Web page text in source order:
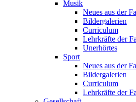
Musik
Neues aus der
Bildergalerien
Curriculum
Lehrkräfte der
Unerhörtes
Sport
Neues aus der
Bildergalerien
Curriculum
Lehrkräfte der